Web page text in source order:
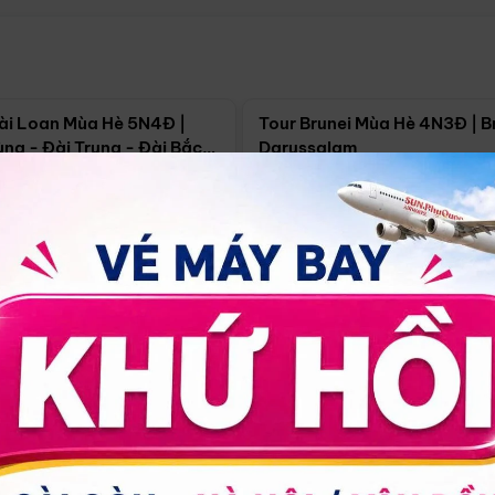
Loan Mùa Hè 5N4Đ |
- Đài Trung - Đài Bắc
18/09
Tour Brunei Mùa Hè 4N3Đ |
Darussalam
Hồ Chí Minh 4N3Đ
30/08 17/09 24/09
14.499.000đ Xem chi